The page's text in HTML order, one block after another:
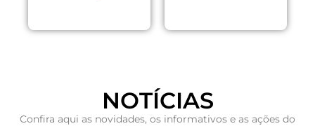
NOTÍCIAS
Confira aqui as novidades, os informativos e as ações do